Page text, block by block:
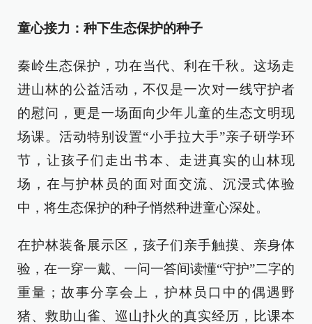
童心接力：种下生态保护的种子
秦岭生态保护，功在当代、利在千秋。这场走
进山林的公益活动，不仅是一次对一线守护者
的慰问，更是一场面向少年儿童的生态文明现
场课。活动特别设置“小手拉大手”亲子研学环
节，让孩子们走出书本、走进真实的山林现
场，在与护林员的面对面交流、沉浸式体验
中，将生态保护的种子悄然种进童心深处。
在护林装备展示区，孩子们亲手触摸、亲身体
验，在一穿一戴、一问一答间读懂“守护”二字的
重量；故事分享会上，护林员口中的偶遇野
猪、救助山雀、巡山扑火的真实经历，比课本